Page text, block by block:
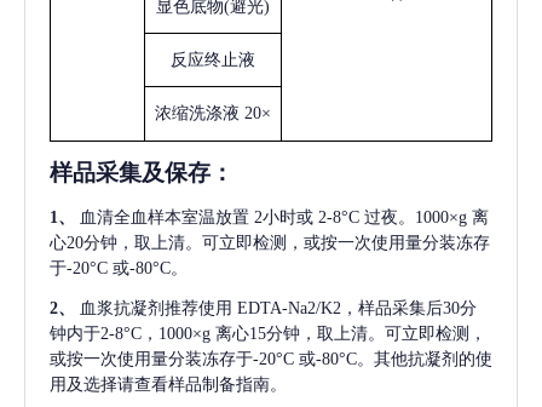
显色底物(避光)
反应终止液
浓缩洗涤液 20×
样品采集及保存 ：
1、 血清全血样本室温放置 2小时或 2-8°C 过夜。1000×g 离
心20分钟，取上清。可立即检测，或按一次使用量分装冻存
于-20°C 或-80°C。
2、 血浆抗凝剂推荐使用 EDTA-Na2/K2，样品采集后30分
钟内于2-8°C，1000×g 离心15分钟，取上清。可立即检测，
或按一次使用量分装冻存于-20°C 或-80°C。其他抗凝剂的使
用及选择请查看样品制备指南。